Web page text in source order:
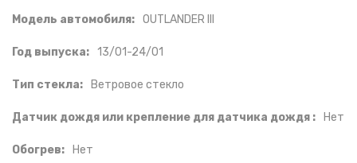
Модель автомобиля: OUTLANDER III
Год выпуска: 13/01-24/01
Тип стекла: Ветровое стекло
Датчик дождя или крепление для датчика дождя : Нет
Обогрев: Нет